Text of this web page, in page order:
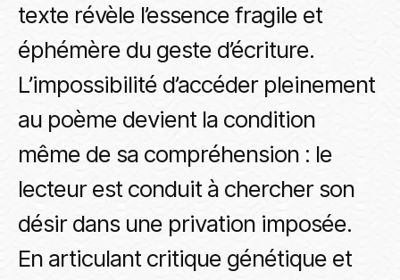
texte révèle l’essence fragile et
éphémère du geste d’écriture.
L’impossibilité d’accéder pleinement
au poème devient la condition
même de sa compréhension : le
lecteur est conduit à chercher son
désir dans une privation imposée.
En articulant critique génétique et